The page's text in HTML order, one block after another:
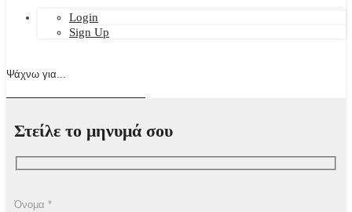
Login
Sign Up
Στείλε το μηνυμά σου